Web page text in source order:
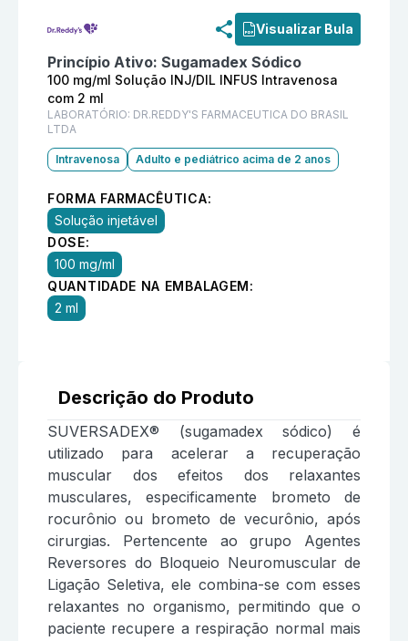
Visualizar Bula
Princípio Ativo: Sugamadex Sódico
100 mg/ml Solução INJ/DIL INFUS Intravenosa
com 2 ml
LABORATÓRIO: DR.REDDY'S FARMACEUTICA DO BRASIL
LTDA
Intravenosa Adulto e pediátrico acima de 2 anos
FORMA FARMACÊUTICA:
Solução injetável
DOSE:
100 mg/ml
QUANTIDADE NA EMBALAGEM:
2 ml
Descrição do Produto
SUVERSADEX® (sugamadex sódico) é
utilizado para acelerar a recuperação
muscular dos efeitos dos relaxantes
musculares, especificamente brometo de
rocurônio ou brometo de vecurônio, após
cirurgias. Pertencente ao grupo Agentes
Reversores do Bloqueio Neuromuscular de
Ligação Seletiva, ele combina-se com esses
relaxantes no organismo, permitindo que o
paciente recupere a respiração normal mais